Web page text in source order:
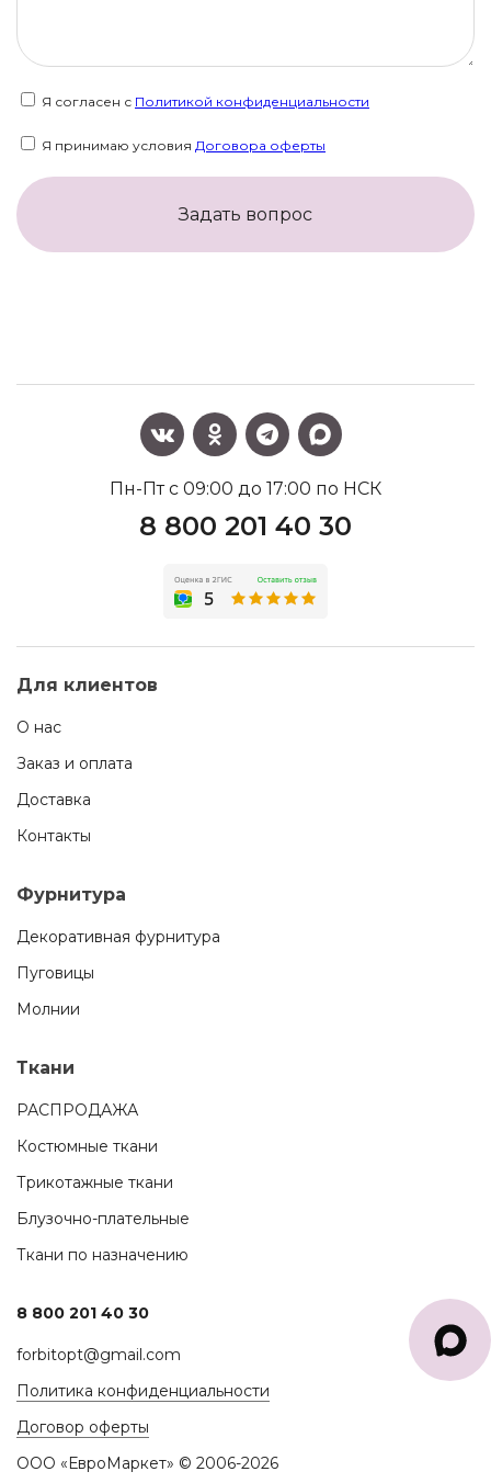
Я согласен с Политикой конфиденциальности
Я принимаю условия Договора оферты
Задать вопрос
Пн-Пт с 09:00 до 17:00 по НСК
8 800 201 40 30
Для клиентов
О нас
Заказ и оплата
Доставка
Контакты
Фурнитура
Декоративная фурнитура
Пуговицы
Молнии
Ткани
РАСПРОДАЖА
Костюмные ткани
Трикотажные ткани
Блузочно-плательные
Ткани по назначению
8 800 201 40 30
forbitopt@gmail.com
Политика конфиденциальности
Договор оферты
ООО «ЕвроМаркет» © 2006-2026